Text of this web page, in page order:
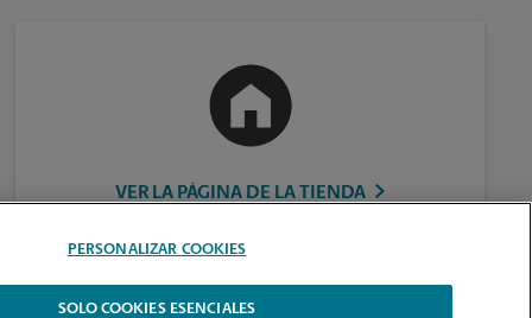
VER LA PÁGINA DE LA TIENDA
PERSONALIZAR COOKIES
SOLO COOKIES ESENCIALES